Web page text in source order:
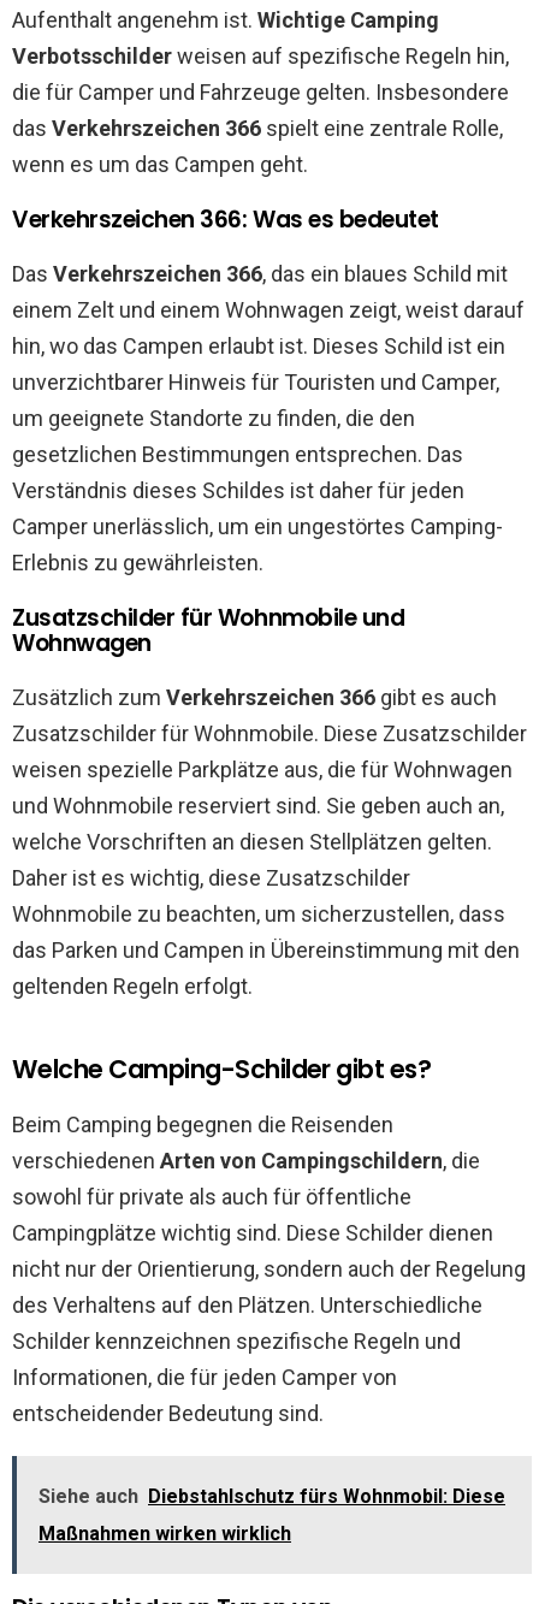
Aufenthalt angenehm ist. Wichtige Camping
Verbotsschilderweisen auf spezifische Regeln hin,
die für Camper und Fahrzeuge gelten. Insbesondere
das Verkehrszeichen 366 spielt eine zentrale Rolle,
wenn es um das Campen geht.
Verkehrszeichen 366: Was es bedeutet
Das Verkehrszeichen 366, das ein blaues Schild mit
einem Zelt und einem Wohnwagen zeigt, weist darauf
hin, wo das Campen erlaubt ist. Dieses Schild ist ein
unverzichtbarer Hinweis für Touristen und Camper,
um geeignete Standorte zu finden, die den
gesetzlichen Bestimmungen entsprechen. Das
Verständnis dieses Schildes ist daher für jeden
Camper unerlässlich, um ein ungestörtes Camping-
Erlebnis zu gewährleisten.
Zusatzschilder für Wohnmobile und
Wohnwagen
Zusätzlich zum Verkehrszeichen 366 gibt es auch
Zusatzschilder für Wohnmobile. Diese Zusatzschilder
weisen spezielle Parkplätze aus, die für Wohnwagen
und Wohnmobile reserviert sind. Sie geben auch an,
welche Vorschriften an diesen Stellplätzen gelten.
Daher ist es wichtig, diese Zusatzschilder
Wohnmobile zu beachten, um sicherzustellen, dass
das Parken und Campen in Übereinstimmung mit den
geltenden Regeln erfolgt.
Welche Camping-Schilder gibt es?
Beim Camping begegnen die Reisenden
verschiedenen Arten von Campingschildern, die
sowohl für private als auch für öffentliche
Campingplätze wichtig sind. Diese Schilder dienen
nicht nur der Orientierung, sondern auch der Regelung
des Verhaltens auf den Plätzen. Unterschiedliche
Schilder kennzeichnen spezifische Regeln und
Informationen, die für jeden Camper von
entscheidender Bedeutung sind.
Siehe auch Diebstahlschutz fürs Wohnmobil: Diese
Maßnahmen wirken wirklich